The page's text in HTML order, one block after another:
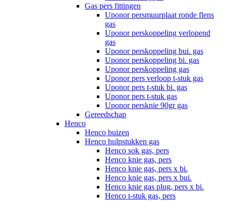
Gas pers fittingen
Uponor persmuurplaat ronde flens
gas
Uponor perskoppeling verlopend
gas
Uponor perskoppeling bui. gas
Uponor perskoppeling bi. gas
Uponor perskoppeling gas
Uponor pers verloop t-stuk gas
Uponor pers t-stuk bi. gas
Uponor pers t-stuk gas
Uponor persknie 90gr gas
Gereedschap
Henco
Henco buizen
Henco hulpstukken gas
Henco sok gas, pers
Henco knie gas, pers
Henco knie gas, pers x bi.
Henco knie gas, pers x bui.
Henco knie gas plug, pers x bi.
Henco t-stuk gas, pers